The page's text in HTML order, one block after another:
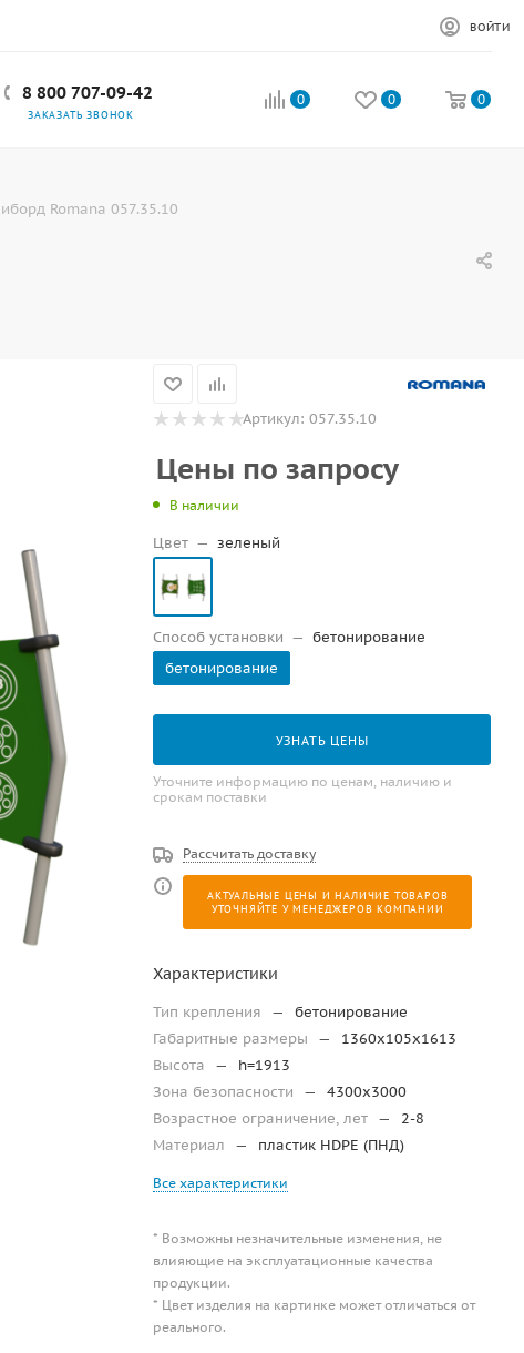
ВОЙТИ
8 800 707-09-42
ЗАКАЗАТЬ ЗВОНОК
0 0 0
Romana 057.35.10
Артикул: 057.35.10
Цены по запросу
В наличии
Цвет — зеленый
Способ установки — бетонирование
бетонирование
УЗНАТЬ ЦЕНЫ
Уточните информацию по ценам, наличию и
срокам поставки
Рассчитать доставку
АКТУАЛЬНЫЕ ЦЕНЫ И НАЛИЧИЕ ТОВАРОВ
УТОЧНЯЙТЕ У МЕНЕДЖЕРОВ КОМПАНИИ
Характеристики
Тип крепления —
бетонирование
Габаритные размеры
—
1360x105x1613
Высота
—
h=1913
Зона безопасности
—
4300х3000
Возрастное ограничение, лет —
2-8
Материал
— пластик HDPE (ПНД)
Все характеристики
* Возможны незначительные изменения, не
влияющие на эксплуатационные качества
продукции.
* Цвет изделия на картинке может отличаться от
реального.